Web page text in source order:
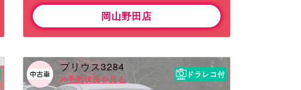
岡山野田店
プリウス3284
予約状況を見る
ドラレコ付